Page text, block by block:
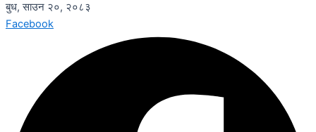
बुध, साउन २०, २०८३
Facebook